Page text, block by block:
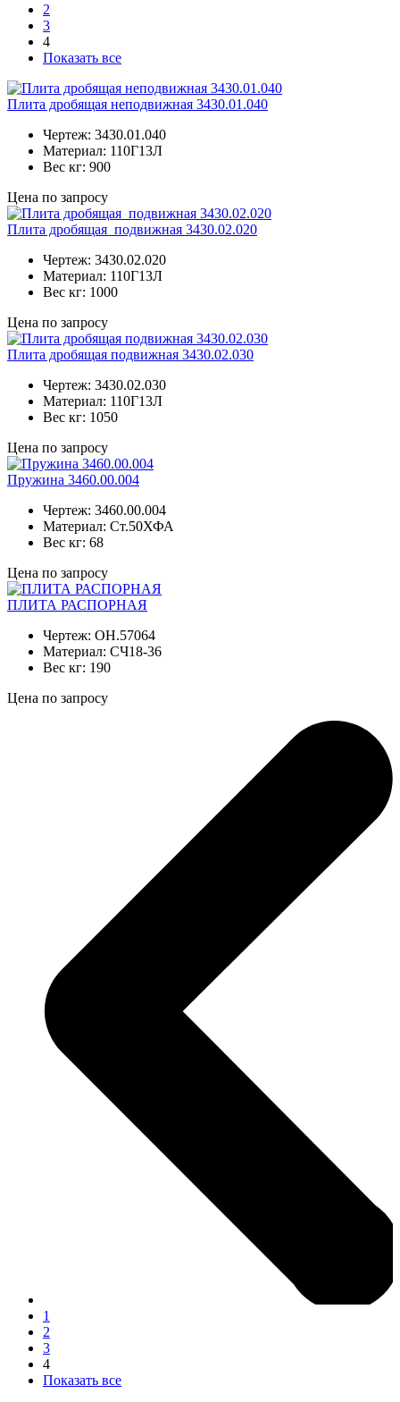
2
3
4
Показать все
Плита дробящая неподвижная 3430.01.040
Чертеж: 3430.01.040
Материал: 110Г13Л
Вес кг: 900
Цена по запросу
Плита дробящая подвижная 3430.02.020
Чертеж: 3430.02.020
Материал: 110Г13Л
Вес кг: 1000
Цена по запросу
Плита дробящая подвижная 3430.02.030
Чертеж: 3430.02.030
Материал: 110Г13Л
Вес кг: 1050
Цена по запросу
Пружина 3460.00.004
Чертеж: 3460.00.004
Материал: Ст.50ХФА
Вес кг: 68
Цена по запросу
ПЛИТА РАСПОРНАЯ
Чертеж: ОН.57064
Материал: СЧ18-36
Вес кг: 190
Цена по запросу
1
2
3
4
Показать все